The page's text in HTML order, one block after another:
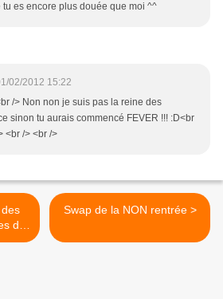
tu es encore plus douée que moi ^^
02/2012 15:22
/> Non non je suis pas la reine des
sinon tu aurais commencé FEVER !!! :D<br
<br /> <br />
de
Swap de la NON rentrée >